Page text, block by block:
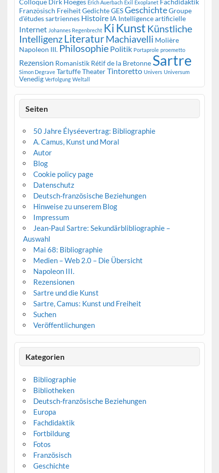
Colloque Dirk Hoeges Erich Auerbach Exil Exoplanet Fachdidaktik
Französisch FreiheitGedichteGESGeschichteGroupe
d'études sartriennes Histoire IA Intelligence artificielle
Internet Johannes Regenbrecht Ki Kunst Künstliche
IntelligenzLiteraturMachiavelli Molière
Napoleon III. Philosophie Politik Portaprole proemetto
Rezension Romanistik Rétif de la Bretonne Sartre
Simon Degrave TartuffeTheaterTintoretto Univers Universum
Venedig Verfolgung Weltall
Seiten
50 Jahre Élyséevertrag: Bibliographie
A. Camus, Kunst und Moral
Autor
Blog
Cookie policy page
Datenschutz
Deutsch-französische Beziehungen
Hinweise zu unserem Blog
Impressum
Jean-Paul Sartre: Sekundärblibliographie –
Auswahl
Mai 68: Bibliographie
Medien – Web 2.0 – Die Übersicht
Napoleon III.
Rezensionen
Sartre und die Kunst
Sartre, Camus: Kunst und Freiheit
Suchen
Veröffentlichungen
Kategorien
Bibliographie
Bibliotheken
Deutsch-französische Beziehungen
Europa
Fachdidaktik
Fortbildung
Fotos
Französisch
Geschichte